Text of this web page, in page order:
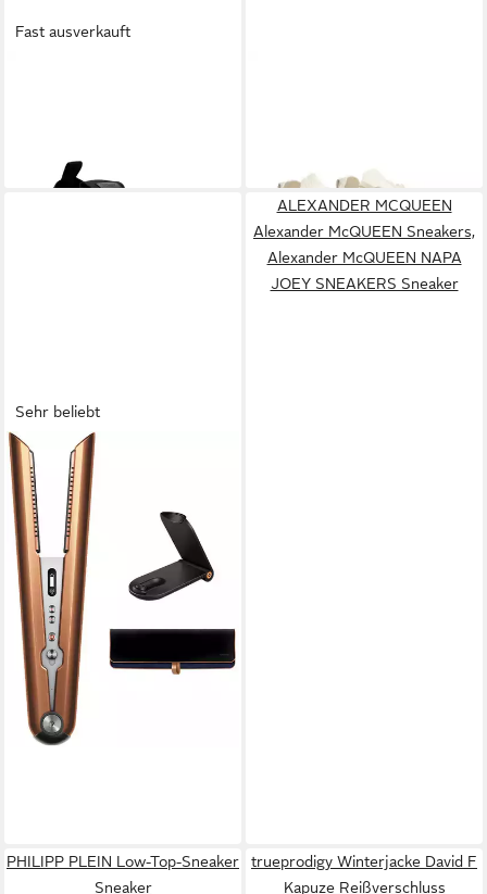
Fast ausverkauft
Sehr beliebt
DYSON Glätteisen Dyson
Corrale™ Haarglätter
Kupfer/Nickel
399,00 €
ALEXANDER MCQUEEN
Alexander McQUEEN Sneakers,
Alexander McQUEEN NAPA
JOEY SNEAKERS Sneaker
PHILIPP PLEIN Low-Top-Sneaker
Sneaker
trueprodigy Winterjacke David F
Kapuze Reißverschluss